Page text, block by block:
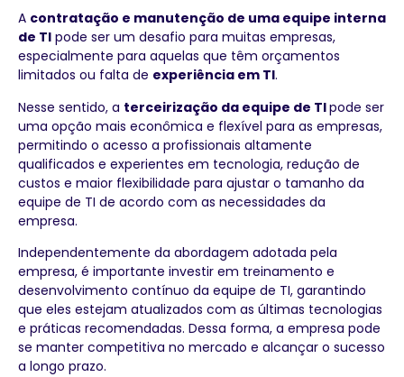
A contratação e manutenção de uma equipe interna
de TI pode ser um desafio para muitas empresas,
especialmente para aquelas que têm orçamentos
limitados ou falta de experiência em TI.
Nesse sentido, a terceirização da equipe de TIpode ser
uma opção mais econômica e flexível para as empresas,
permitindo o acesso a profissionais altamente
qualificados e experientes em tecnologia, redução de
custos e maior flexibilidade para ajustar o tamanho da
equipe de TI de acordo com as necessidades da
empresa.
Independentemente da abordagem adotada pela
empresa, é importante investir em treinamento e
desenvolvimento contínuo da equipe de TI, garantindo
que eles estejam atualizados com as últimas tecnologias
e práticas recomendadas. Dessa forma, a empresa pode
se manter competitiva no mercado e alcançar o sucesso
a longo prazo.